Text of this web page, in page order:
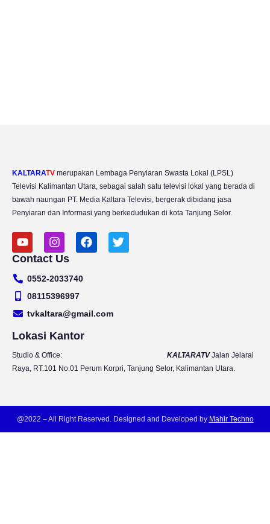
KALTARATV merupakan Lembaga Penyiaran Swasta Lokal (LPSL)
Televisi Kalimantan Utara, sebagai salah satu televisi lokal yang berada di
bawah naungan PT. Media Kaltara Televisi, bergerak dibidang jasa
Penyiaran dan Informasi yang berkedudukan di kota Tanjung Selor.
Y
o
u
u
b
I
n
s
a
g
a
m
F
a
k
T
w
Contact Us
0552-2033740
08115396997
tvkaltara@gmail.com
Lokasi Kantor
Studio & Office: KALTARATVJalan Jelarai
Raya, RT.101 No.01 Perum Korpri, Tanjung Selor, Kalimantan Utara.
@2022 – All Right Reserved. Designed and Developed by Mahir Techno